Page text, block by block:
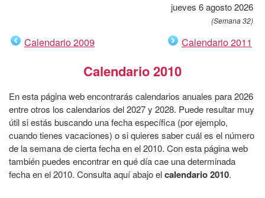
jueves 6 agosto 2026
(Semana 32)
Calendario 2009 Calendario 2011
Calendario 2010
En esta página web encontrarás calendarios anuales para 2026
entre otros los calendarios del 2027 y 2028. Puede resultar muy
útil si estás buscando una fecha específica (por ejemplo,
cuando tienes vacaciones) o si quieres saber cuál es el número
de la semana de cierta fecha en el 2010. Con esta página web
también puedes encontrar en qué día cae una determinada
fecha en el 2010. Consulta aquí abajo elcalendario 2010.